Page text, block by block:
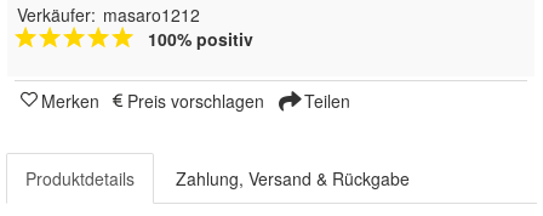
Verkäufer: masaro1212
100% positiv
Merken Preis vorschlagen Teilen
Produktdetails Zahlung, Versand & Rückgabe